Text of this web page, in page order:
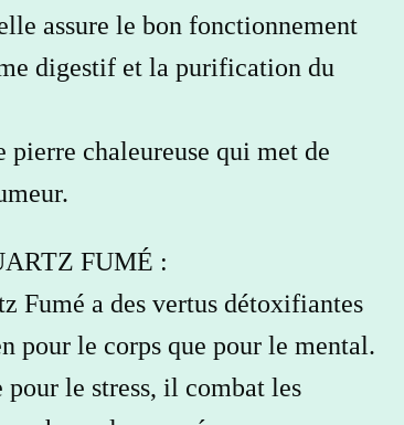
assure le bon fonctionnement
digestif et la purification du
pierre chaleureuse qui met de
FUMÉ :
Fumé a des vertus détoxifiantes
pour le corps que pour le mental.
pour le stress, il combat les